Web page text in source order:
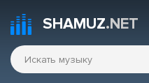
SHAMUZ.NET